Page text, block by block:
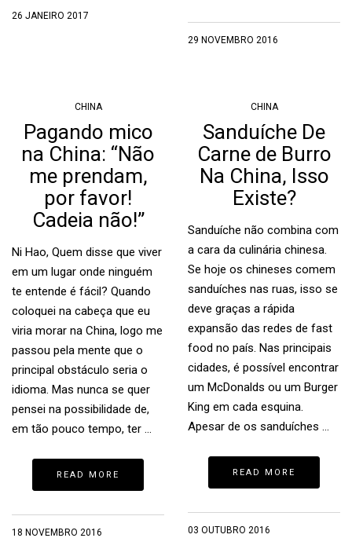
26 JANEIRO 2017
29 NOVEMBRO 2016
CHINA
Pagando mico
na China: “Não
me prendam,
por favor!
Cadeia não!”
Ni Hao, Quem disse que viver
em um lugar onde ninguém
te entende é fácil? Quando
coloquei na cabeça que eu
viria morar na China, logo me
passou pela mente que o
principal obstáculo seria o
idioma. Mas nunca se quer
pensei na possibilidade de,
em tão pouco tempo, ter …
READ MORE
18 NOVEMBRO 2016
CHINA
Sanduíche De
Carne de Burro
Na China, Isso
Existe?
Sanduíche não combina com
a cara da culinária chinesa.
Se hoje os chineses comem
sanduíches nas ruas, isso se
deve graças a rápida
expansão das redes de fast
food no país. Nas principais
cidades, é possível encontrar
um McDonalds ou um Burger
King em cada esquina.
Apesar de os sanduíches …
READ MORE
03 OUTUBRO 2016